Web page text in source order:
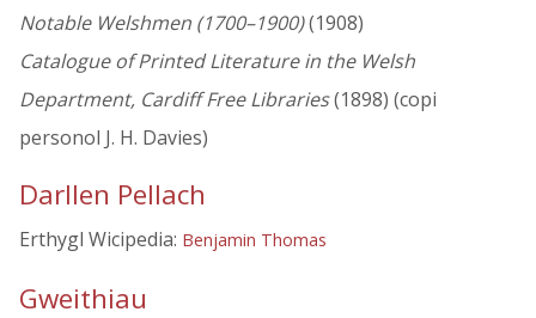
Notable Welshmen (1700–1900)(1908)
Catalogue of Printed Literature in the Welsh
Department, Cardiff Free Libraries(1898) (copi
personol J. H. Davies)
Darllen Pellach
Erthygl Wicipedia: Benjamin Thomas
Gweithiau